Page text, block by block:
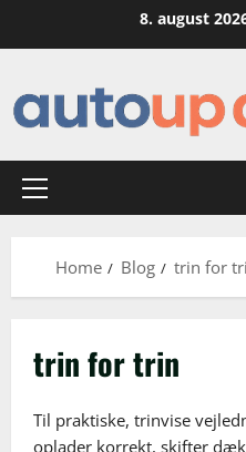
8. august
Primary
Home Blog trin for
trin for trin
Til praktiske, trinvise
oplader korrekt, skifter